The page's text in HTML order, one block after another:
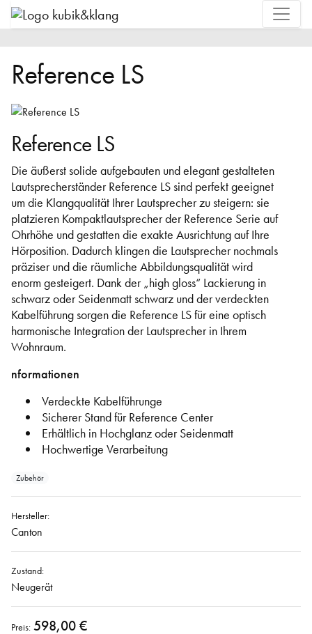
Reference LS
Reference LS
Die äußerst solide aufgebauten und elegant gestalteten
Lautsprecherständer Reference LS sind perfekt geeignet
um die Klangqualität Ihrer Lautsprecher zu steigern: sie
platzieren Kompaktlautsprecher der Reference Serie auf
Ohrhöhe und gestatten die exakte Ausrichtung auf Ihre
Hörposition. Dadurch klingen die Lautsprecher nochmals
präziser und die räumliche Abbildungsqualität wird
enorm gesteigert. Dank der „high gloss“ Lackierung in
schwarz oder Seidenmatt schwarz und der verdeckten
Kabelführung sorgen die Reference LS für eine optisch
harmonische Integration der Lautsprecher in Ihrem
Wohnraum.
nformationen
Verdeckte Kabelführunge
Sicherer Stand für Reference Center
Erhältlich in Hochglanz oder Seidenmatt
Hochwertige Verarbeitung
Zubehör
Hersteller:
Canton
Zustand:
Neugerät
Preis: 598,00 €